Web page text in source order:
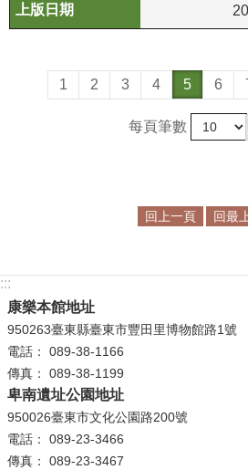
宣
告
開
資
訊
語系
1 2 3 4 5 6
每頁筆數
回上一頁 回最
:::
康樂本館地址
950263臺東縣臺東市豐田里博物館路1號
電話： 089-38-1166
傳真： 089-38-1199
卑南遺址公園地址
950026臺東市文化公園路200號
電話： 089-23-3466
傳真： 089-23-3467